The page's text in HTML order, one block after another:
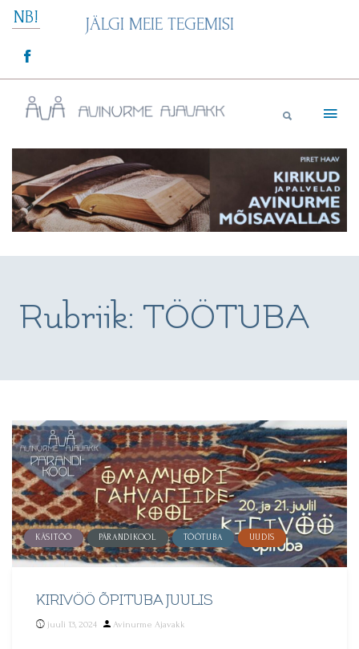
Skip
NB! JÄLGI MEIE TEGEMISI
Avinurme Ajavakk
Rubriik: TÖÖTUBA
KÄSITÖÖ PÄRANDIKOOL TÖÖTUBA UUDIS
KIRIVÖÖ ÕPITUBA JUULIS
juuli 13, 2024
Posted
Avinurme Ajavakk